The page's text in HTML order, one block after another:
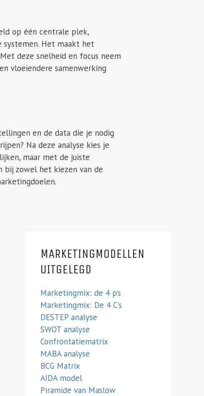
op één centrale plek,
systemen. Het maakt het
deze snelheid en focus neem
vloeiendere samenwerking
en de data die je nodig
Na deze analyse kies je
maar met de juiste
bij zowel het kiezen van de
MARKETINGMODELLEN
UITGELEGD
Marketingmix: de 4 p’s
Marketingmix: De 4 C’s
DESTEP analyse
SWOT analyse
Confrontatiematrix
MABA analyse
BCG Matrix
AIDA model
Piramide van Maslow